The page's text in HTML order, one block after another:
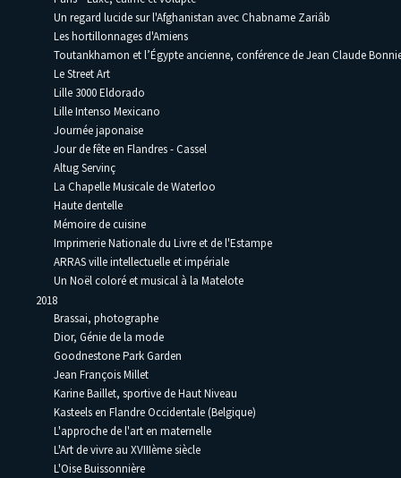
Un regard lucide sur l'Afghanistan avec Chabname Zariâb
Les hortillonnages d'Amiens
Toutankhamon et l’Égypte ancienne, conférence de Jean Claude
Le Street Art
Lille 3000 Eldorado
Lille Intenso Mexicano
Journée japonaise
Jour de fête en Flandres - Cassel
Altug Servinç
La Chapelle Musicale de Waterloo
Haute dentelle
Mémoire de cuisine
Imprimerie Nationale du Livre et de l'Estampe
ARRAS ville intellectuelle et impériale
Un Noël coloré et musical à la Matelote
2018
Brassai, photographe
Dior, Génie de la mode
Goodnestone Park Garden
Jean François Millet
Karine Baillet, sportive de Haut Niveau
Kasteels en Flandre Occidentale (Belgique)
L'approche de l'art en maternelle
L'Art de vivre au XVIIIème siècle
L'Oise Buissonnière